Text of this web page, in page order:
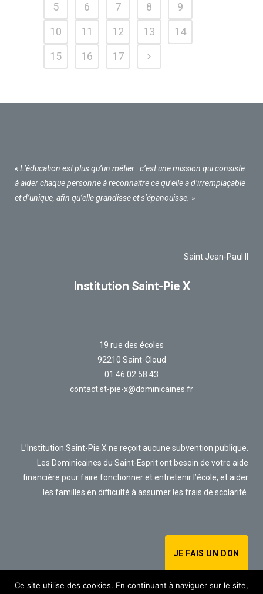
5
6 7 8
9
10
11 12 13
14
15
16 17
« L’éducation est plus qu’un métier : c’est une mission qui consiste
à aider chaque personne à reconnaître ce qu’elle a d’irremplaçable
et d’unique, afin qu’elle grandisse et s’épanouisse. »
Saint Jean-Paul II
Institution Saint-Pie X
19 rue des écoles
92210 Saint-Cloud
01 46 02 58 43
contact.st-pie-x@dominicaines.fr
L’Institution Saint-Pie X ne reçoit aucune subvention publique.
Les Dominicaines du Saint-Esprit ont besoin de votre aide
financière pour faire fonctionner et entretenir l’école, et aider
les familles en difficulté à assumer les frais de scolarité.
JE FAIS UN DON
Ce site utilise des cookies. En continuant à naviguer sur le site,